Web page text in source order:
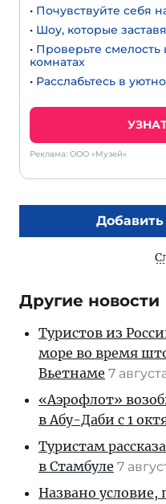
• Почувствуйте себя
• Шоу, которые
• Проверьте смелость
комнатах
• Расслабьтесь в
Реклама: ООО «Музей»
Другие новости
Туристов из
море во время
Вьетнаме 7
«Аэрофлот»
в Абу-Даби с 1
Туристам
в Стамбуле 7
Названо